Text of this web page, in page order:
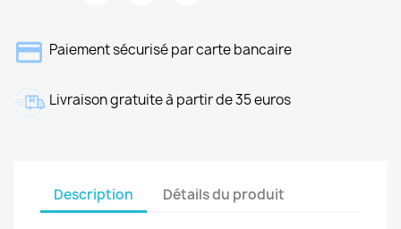
Paiement sécurisé par carte bancaire
Livraison gratuite à partir de 35 euros
Description Détails du produit